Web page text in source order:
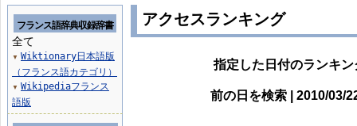
アクセスランキング
指定した日付のランキ
前の日を検索 | 2010/03/
フランス語辞典収録辞書
全て
▼ Wiktionary日本語版
（フランス語カテゴリ）
▼ Wikipediaフランス
語版